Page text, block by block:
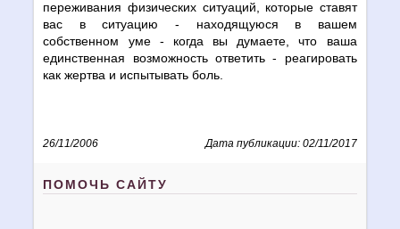
переживания физических ситуаций, которые ставят
вас в ситуацию - находящуюся в вашем
собственном уме - когда вы думаете, что ваша
единственная возможность ответить - реагировать
как жертва и испытывать боль.
26/11/2006 Дата публикации: 02/11/2017
ПОМОЧЬ САЙТУ